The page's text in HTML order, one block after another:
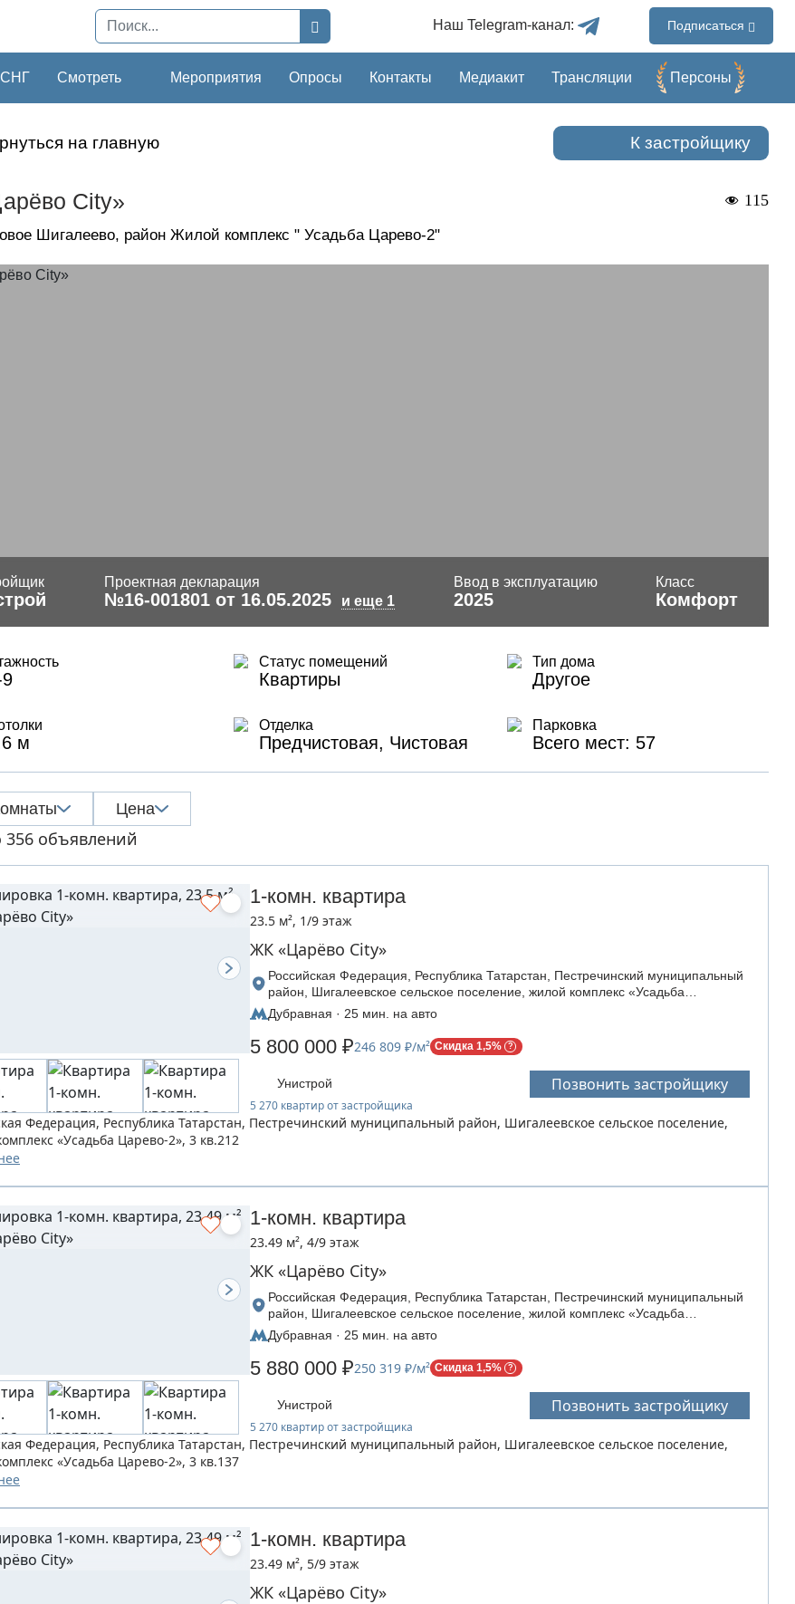
Наш Telegram-канал: Подписаться
СНГ Смотреть Мероприятия Опросы Контакты Медиакит Трансляции Перcоны
на главную К застройщику
City» 115
Шигалеево, район Жилой комплекс " Усадьба Царево-2"
Проектная декларация
№16-001801 от 16.05.2025 и еще 1
Ввод в эксплуатацию
2025
Класс
Комфорт
Статус помещений
Квартиры
Тип дома
Другое
м
Отделка
Предчистовая, Чистовая
Парковка
Всего мест: 57
Цена
356 объявлений
1-комн. квартира
23.5 м², 1/9 этаж
ЖК «Царёво City»
Российская Федерация, Республика Татарстан, Пестречинский муниципальный
район, Шигалеевское сельское поселение, жилой комплекс «Усадьба
Царево-2», дом 3
Дубравная · 25 мин. на авто
5 800 000 ₽246 809 ₽/м² Скидка 1,5%
Унистрой
5 270 квартир от застройщика
Позвонить застройщику
Федерация, Республика Татарстан, Пестречинский муниципальный район, Шигалеевское сельское поселение,
«Усадьба Царево-2», 3 кв.212
1-комн. квартира
23.49 м², 4/9 этаж
ЖК «Царёво City»
Российская Федерация, Республика Татарстан, Пестречинский муниципальный
район, Шигалеевское сельское поселение, жилой комплекс «Усадьба
Царево-2», дом 3
Дубравная · 25 мин. на авто
5 880 000 ₽250 319 ₽/м² Скидка 1,5%
Унистрой
5 270 квартир от застройщика
Позвонить застройщику
Федерация, Республика Татарстан, Пестречинский муниципальный район, Шигалеевское сельское поселение,
«Усадьба Царево-2», 3 кв.137
1-комн. квартира
23.49 м², 5/9 этаж
ЖК «Царёво City»